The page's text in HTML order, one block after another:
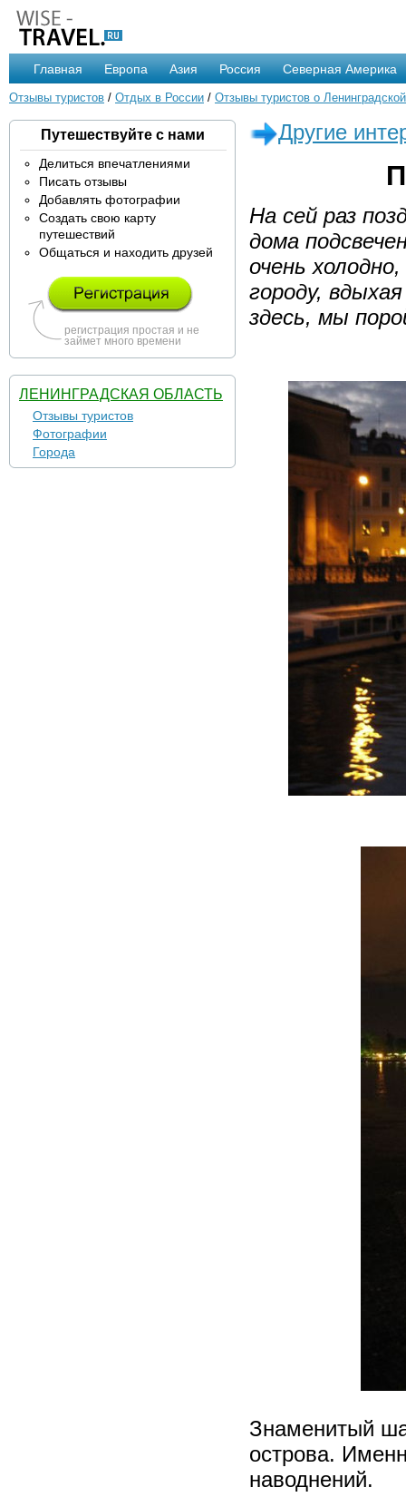
Главная Европа Азия Россия Северная Америка
Отзывы туристов / Отдых в России / Отзывы туристов о
Путешествуйте с нами
Делиться впечатлениями
Писать отзывы
Добавлять фотографии
Создать свою карту
путешествий
Общаться и находить друзей
регистрация простая и не
займет много времени
ЛЕНИНГРАДСКАЯ ОБЛАСТЬ
Отзывы туристов
Фотографии
Города
Другие
На сей раз
дома
очень
городу,
здесь, мы
Знаменитый
острова.
наводнений.